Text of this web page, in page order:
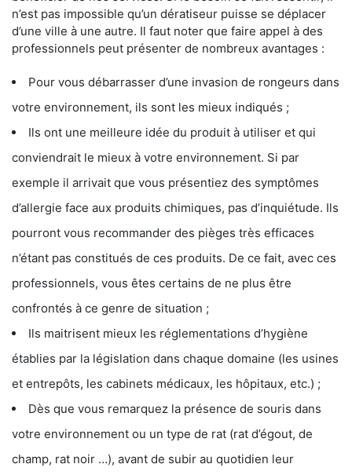
n’est pas impossible qu’un dératiseur puisse se déplacer
d’une ville à une autre. Il faut noter que faire appel à des
professionnels peut présenter de nombreux avantages :
Pour vous débarrasser d’une invasion de rongeurs dans
votre environnement, ils sont les mieux indiqués ;
Ils ont une meilleure idée du produit à utiliser et qui
conviendrait le mieux à votre environnement. Si par
exemple il arrivait que vous présentiez des symptômes
d’allergie face aux produits chimiques, pas d’inquiétude. Ils
pourront vous recommander des pièges très efficaces
n’étant pas constitués de ces produits. De ce fait, avec ces
professionnels, vous êtes certains de ne plus être
confrontés à ce genre de situation ;
Ils maitrisent mieux les réglementations d’hygiène
établies par la législation dans chaque domaine (les usines
et entrepôts, les cabinets médicaux, les hôpitaux, etc.) ;
Dès que vous remarquez la présence de souris dans
votre environnement ou un type de rat (rat d’égout, de
champ, rat noir …), avant de subir au quotidien leur